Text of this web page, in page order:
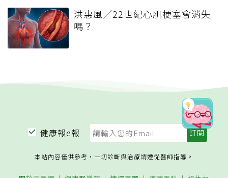
洪惠風／22世紀心肌梗塞會消失
嗎？
健康報e報
本站內容僅供參考，一切診斷與治療請遵從醫師指導。